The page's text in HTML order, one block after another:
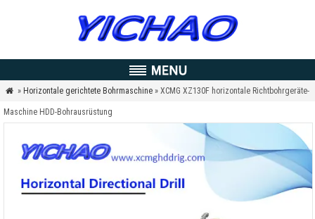
 » Horizontale gerichtete Bohrmaschine» XCMG XZ130F horizontale Richtbohrgeräte-
Maschine HDD-Bohrausrüstung